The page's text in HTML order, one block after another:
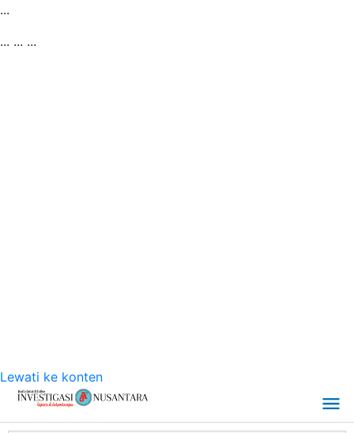
...
... ... ...
Lewati ke konten